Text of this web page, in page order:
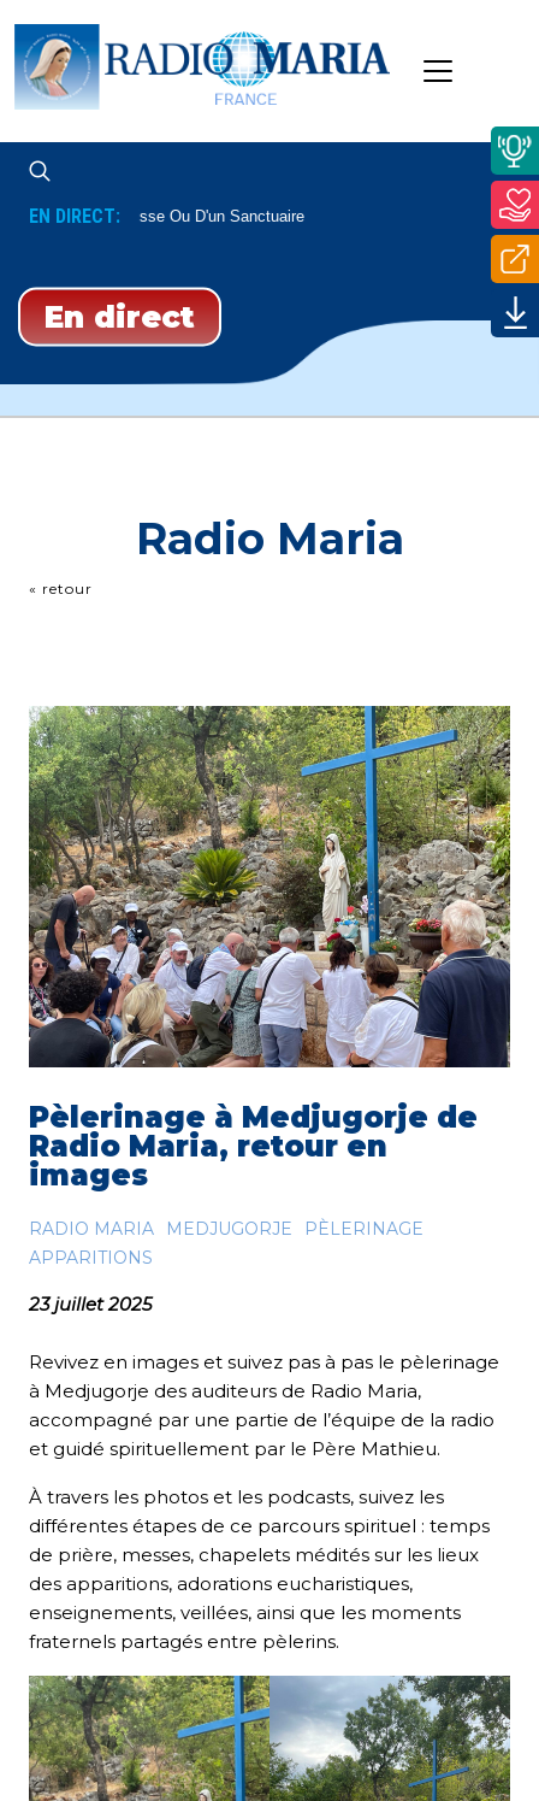
EN DIRECT:
Paroisse Ou D'un Sanctuaire
En direct
Radio Maria
« retour
Pèlerinage à Medjugorje de
Radio Maria, retour en
images
RADIO MARIA MEDJUGORJE
PÈLERINAGE
APPARITIONS
23 juillet 2025
Revivez en images et suivez pas à pas le pèlerinage
à Medjugorje des auditeurs de Radio Maria,
accompagné par une partie de l’équipe de la radio
et guidé spirituellement par le Père Mathieu.
À travers les photos et les podcasts, suivez les
différentes étapes de ce parcours spirituel : temps
de prière, messes, chapelets médités sur les lieux
des apparitions, adorations eucharistiques,
enseignements, veillées, ainsi que les moments
fraternels partagés entre pèlerins.